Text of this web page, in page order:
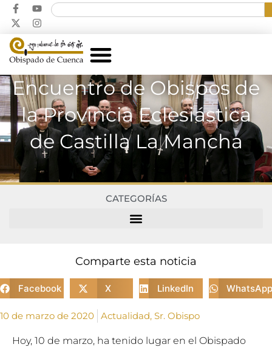
Encuentro de Obispos de
la Provincia Eclesiástica
de Castilla La Mancha
CATEGORÍAS
Comparte esta noticia
Facebook X LinkedIn WhatsApp
10 de marzo de 2020 Actualidad, Sr. Obispo
Hoy, 10 de marzo, ha tenido lugar en el Obispado